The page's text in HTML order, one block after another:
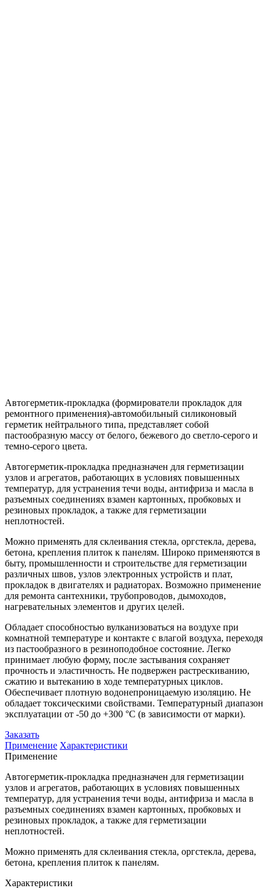
Автогерметик-прокладка (формирователи прокладок для
ремонтного применения)-автомобильный силиконовый
герметик нейтрального типа, представляет собой
пастообразную массу от белого, бежевого до светло-серого и
темно-серого цвета.
Автогерметик-прокладка предназначен для герметизации
узлов и агрегатов, работающих в условиях повышенных
температур, для устранения течи воды, антифриза и масла в
разъемных соединениях взамен картонных, пробковых и
резиновых прокладок, а также для герметизации
неплотностей.
Можно применять для склеивания стекла, оргстекла, дерева,
бетона, крепления плиток к панелям. Широко применяются в
быту, промышленности и строительстве для герметизации
различных швов, узлов электронных устройств и плат,
прокладок в двигателях и радиаторах. Возможно применение
для ремонта сантехники, трубопроводов, дымоходов,
нагревательных элементов и других целей.
Обладает способностью вулканизоваться на воздухе при
комнатной температуре и контакте с влагой воздуха, переходя
из пастообразного в резиноподобное состояние. Легко
принимает любую форму, после застывания сохраняет
прочность и эластичность. Не подвержен растрескиванию,
сжатию и вытеканию в ходе температурных циклов.
Обеспечивает плотную водонепроницаемую изоляцию. Не
обладает токсическими свойствами. Температурный диапазон
эксплуатации от -50 до +300 °С (в зависимости от марки).
Заказать
Применение Характеристики
Применение
Автогерметик-прокладка предназначен для герметизации
узлов и агрегатов, работающих в условиях повышенных
температур, для устранения течи воды, антифриза и масла в
разъемных соединениях взамен картонных, пробковых и
резиновых прокладок, а также для герметизации
неплотностей.
Можно применять для склеивания стекла, оргстекла, дерева,
бетона, крепления плиток к панелям.
Характеристики